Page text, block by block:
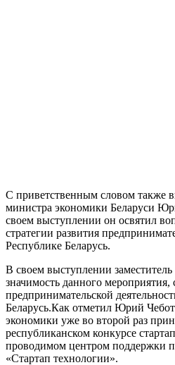
С приветственным словом также
министра экономики Беларуси
своем выступлении он освятил
стратегии развития
Республике Беларусь.
В своем выступлении
значимость данного
предпринимательской
Беларусь.Как отметил Юрий
экономики уже во второй раз
республиканском конкурсе
проводимом центром поддержки
«Стартап технологии».